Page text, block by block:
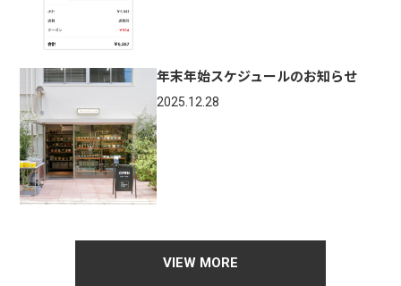
年末年始スケジュールのお知らせ
2025.12.28
VIEW MORE